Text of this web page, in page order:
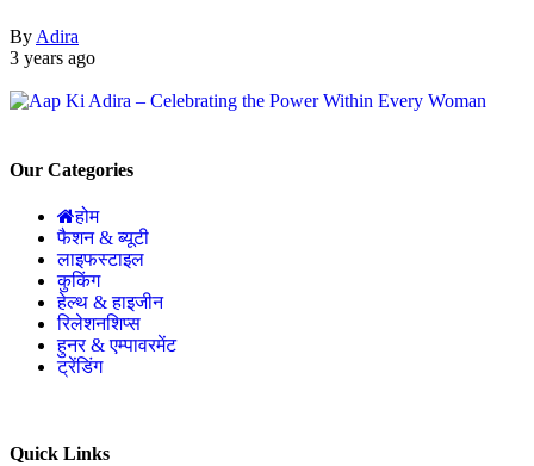
By Adira
3 years ago
Our Categories
होम
फैशन & ब्यूटी
लाइफस्टाइल
कुकिंग
हेल्थ & हाइजीन
रिलेशनशिप्स
हुनर & एम्पावरमेंट
ट्रेंडिंग
Quick Links